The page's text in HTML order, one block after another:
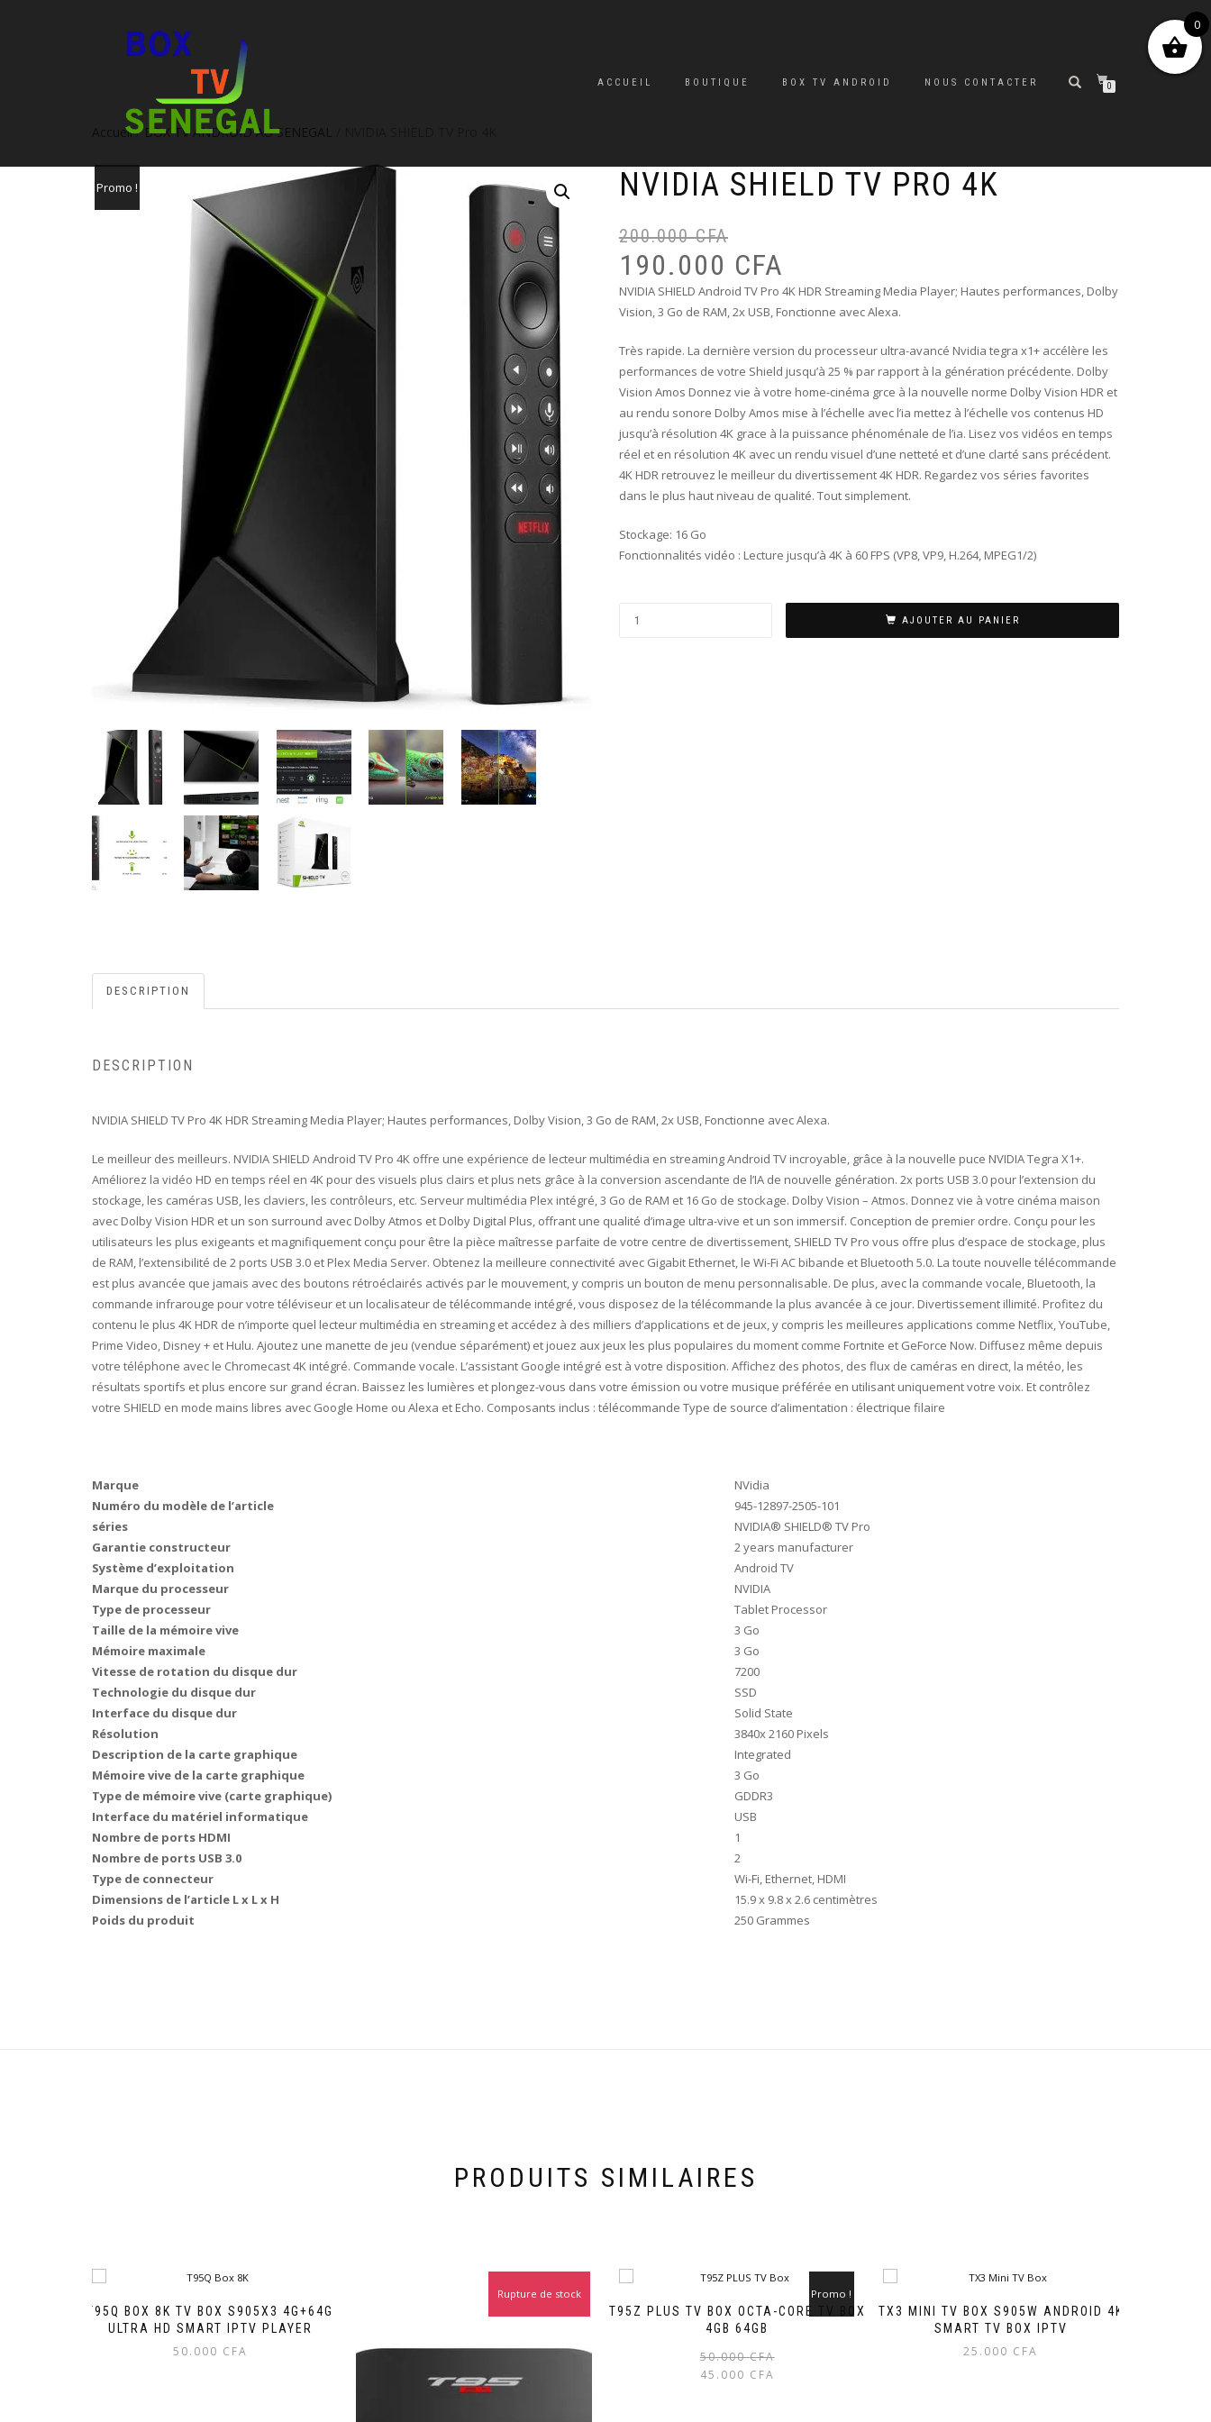
ACCUEIL BOUTIQUE BOX TV ANDROID NOUS CONTACTER 0
Accueil/BOX TV ANDROID AU SENEGAL
Promo ! NVIDIA SHIELD TV PRO 4K
200.000CFA
190.000 CFA
NVIDIA SHIELD Android TV Pro 4K HDR Streaming Media Player; Hautes performances, Dolby
Vision, 3 Go de RAM, 2x USB, Fonctionne avec Alexa.
Très rapide. La dernière version du processeur ultra-avancé Nvidia tegra x1+ accélère les
performances de votre Shield jusqu’à 25 % par rapport à la génération précédente. Dolby
Vision Amos Donnez vie à votre home-cinéma grce à la nouvelle norme Dolby Vision HDR et
au rendu sonore Dolby Amos mise à l’échelle avec l’ia mettez à l’échelle vos contenus HD
jusqu’à résolution 4K grace à la puissance phénoménale de l’ia. Lisez vos vidéos en temps
réel et en résolution 4K avec un rendu visuel d’une netteté et d’une clarté sans précédent.
4K HDR retrouvez le meilleur du divertissement 4K HDR. Regardez vos séries favorites
dans le plus haut niveau de qualité. Tout simplement.
Stockage: 16 Go
Fonctionnalités vidéo : Lecture jusqu’à 4K à 60 FPS (VP8, VP9, ​​H.264, MPEG1/2)
AJOUTER AU PANIER
DESCRIPTION
DESCRIPTION
NVIDIA SHIELD TV Pro 4K HDR Streaming Media Player; Hautes performances, Dolby Vision, 3 Go de RAM, 2x USB, Fonctionne avec Alexa.
Le meilleur des meilleurs. NVIDIA SHIELD Android TV Pro 4K offre une expérience de lecteur multimédia en streaming Android TV incroyable, grâce à la nouvelle puce NVIDIA Tegra X1+.
Améliorez la vidéo HD en temps réel en 4K pour des visuels plus clairs et plus nets grâce à la conversion ascendante de l’IA de nouvelle génération. 2x ports USB 3.0 pour l’extension du
stockage, les caméras USB, les claviers, les contrôleurs, etc. Serveur multimédia Plex intégré, 3 Go de RAM et 16 Go de stockage. Dolby Vision – Atmos. Donnez vie à votre cinéma maison
avec Dolby Vision HDR et un son surround avec Dolby Atmos et Dolby Digital Plus, offrant une qualité d’image ultra-vive et un son immersif. Conception de premier ordre. Conçu pour les
utilisateurs les plus exigeants et magnifiquement conçu pour être la pièce maîtresse parfaite de votre centre de divertissement, SHIELD TV Pro vous offre plus d’espace de stockage, plus
de RAM, l’extensibilité de 2 ports USB 3.0 et Plex Media Server. Obtenez la meilleure connectivité avec Gigabit Ethernet, le Wi-Fi AC bibande et Bluetooth 5.0. La toute nouvelle télécommande
est plus avancée que jamais avec des boutons rétroéclairés activés par le mouvement, y compris un bouton de menu personnalisable. De plus, avec la commande vocale, Bluetooth, la
commande infrarouge pour votre téléviseur et un localisateur de télécommande intégré, vous disposez de la télécommande la plus avancée à ce jour. Divertissement illimité. Profitez du
contenu le plus 4K HDR de n’importe quel lecteur multimédia en streaming et accédez à des milliers d’applications et de jeux, y compris les meilleures applications comme Netflix, YouTube,
Prime Video, Disney + et Hulu. Ajoutez une manette de jeu (vendue séparément) et jouez aux jeux les plus populaires du moment comme Fortnite et GeForce Now. Diffusez même depuis
votre téléphone avec le Chromecast 4K intégré. Commande vocale. L’assistant Google intégré est à votre disposition. Affichez des photos, des flux de caméras en direct, la météo, les
résultats sportifs et plus encore sur grand écran. Baissez les lumières et plongez-vous dans votre émission ou votre musique préférée en utilisant uniquement votre voix. Et contrôlez
votre SHIELD en mode mains libres avec Google Home ou Alexa et Echo. Composants inclus : télécommande Type de source d’alimentation : électrique filaire
Marque
‎NVidia
Numéro du modèle de l’article
‎945-12897-2505-101
séries
‎NVIDIA® SHIELD® TV Pro
Garantie constructeur
‎2 years manufacturer
Système d’exploitation
‎Android TV
Marque du processeur
‎NVIDIA
Type de processeur
‎Tablet Processor
Taille de la mémoire vive
‎3 Go
Mémoire maximale
‎3 Go
Vitesse de rotation du disque dur
‎7200
Technologie du disque dur
‎SSD
Interface du disque dur
‎Solid State
Résolution
‎3840x 2160 Pixels
Description de la carte graphique
‎Integrated
Mémoire vive de la carte graphique
‎3 Go
Type de mémoire vive (carte graphique)
‎GDDR3
Interface du matériel informatique
‎USB
Nombre de ports HDMI
‎1
Nombre de ports USB 3.0
‎2
Type de connecteur
‎Wi-Fi, Ethernet, HDMI
Dimensions de l’article L x L x H
‎15.9 x 9.8 x 2.6 centimètres
Poids du produit
‎250 Grammes
PRODUITS SIMILAIRES
T95Q BOX 8K TV BOX S905X3 4G+64G
ULTRA HD SMART IPTV PLAYER
50.000 CFA
Rupture de stock
T95Z PLUS TV BOX OCTA-CORE TV BOX
4GB 64GB
Promo !
50.000CFA
45.000 CFA
TX3 MINI TV BOX S905W ANDROID 4K
SMART TV BOX IPTV
25.000 CFA
0